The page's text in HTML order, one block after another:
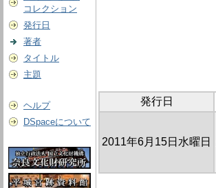
コレクション
発行日
著者
タイトル
主題
ヘルプ
DSpaceについて
発行日
2011年6月15日水曜日